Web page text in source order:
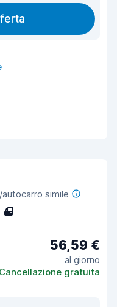
simile
4
56,59 €
al giorno
Cancellazione gratuita